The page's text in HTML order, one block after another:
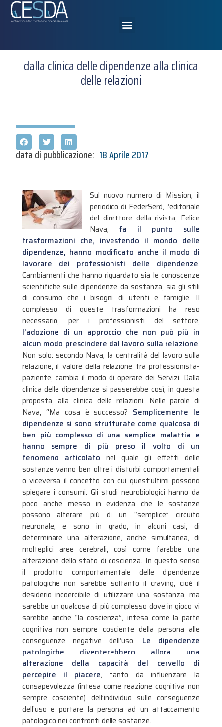
dalla clinica delle dipendenze alla clinica
delle relazioni
data di pubblicazione: 18 Aprile 2017
Sul nuovo numero di Mission, il
periodico di FederSerd, l’editoriale
del direttore della rivista, Felice
Nava, fa il punto sulle
trasformazioni che, investendo il mondo delle
dipendenze, hanno modificato anche il modo di
lavorare dei professionisti delle dipendenze.
Cambiamenti che hanno riguardato sia le conoscenze
scientifiche sulle dipendenze da sostanza, sia gli stili
di consumo che i bisogni di utenti e famiglie. Il
complesso di queste trasformazioni ha reso
necessario, per i professionisti del settore,
l’adozione di un approccio che non può più in
alcun modo prescindere dal lavoro sulla relazione.
Non solo: secondo Nava, la centralità del lavoro sulla
relazione, il valore della relazione tra professionista-
paziente, cambia il modo di operare dei Servizi. Dalla
clinica delle dipendenze si passerebbe così, in questa
proposta, alla clinica delle relazioni. Nelle parole di
Nava, “Ma cosa è successo? Semplicemente le
dipendenze si sono strutturate come qualcosa di
ben più complesso di una semplice malattia e
hanno sempre di più preso il volto di un
fenomeno articolato nel quale gli effetti delle
sostanze vanno ben oltre i disturbi comportamentali
o viceversa il concetto con cui quest’ultimi possono
spiegare i consumi. Gli studi neurobiologici hanno da
poco anche messo in evidenza che le sostanze
possono alterare più di un “semplice” circuito
neuronale, e sono in grado, in alcuni casi, di
determinare una alterazione, anche simultanea, di
molteplici aree cerebrali, così come farebbe una
alterazione dello stato di coscienza. In questo senso
il prodotto comportamentale delle dipendenze
patologiche non sarebbe soltanto il craving, cioè il
desiderio incoercibile di utilizzare una sostanza, ma
sarebbe un qualcosa di più complesso dove in gioco vi
sarebbe anche “la coscienza”, intesa come la parte
cognitiva non sempre cosciente della persona alle
conseguenze negative dell’uso. Le dipendenze
patologiche diventerebbero allora una
alterazione della capacità del cervello di
percepire il piacere, tanto da influenzare la
consapevolezza (intesa come reazione cognitiva non
sempre cosciente) dell’individuo sulle conseguenze
dell’uso e portare la persona ad un attaccamento
patologico nei confronti delle sostanze.